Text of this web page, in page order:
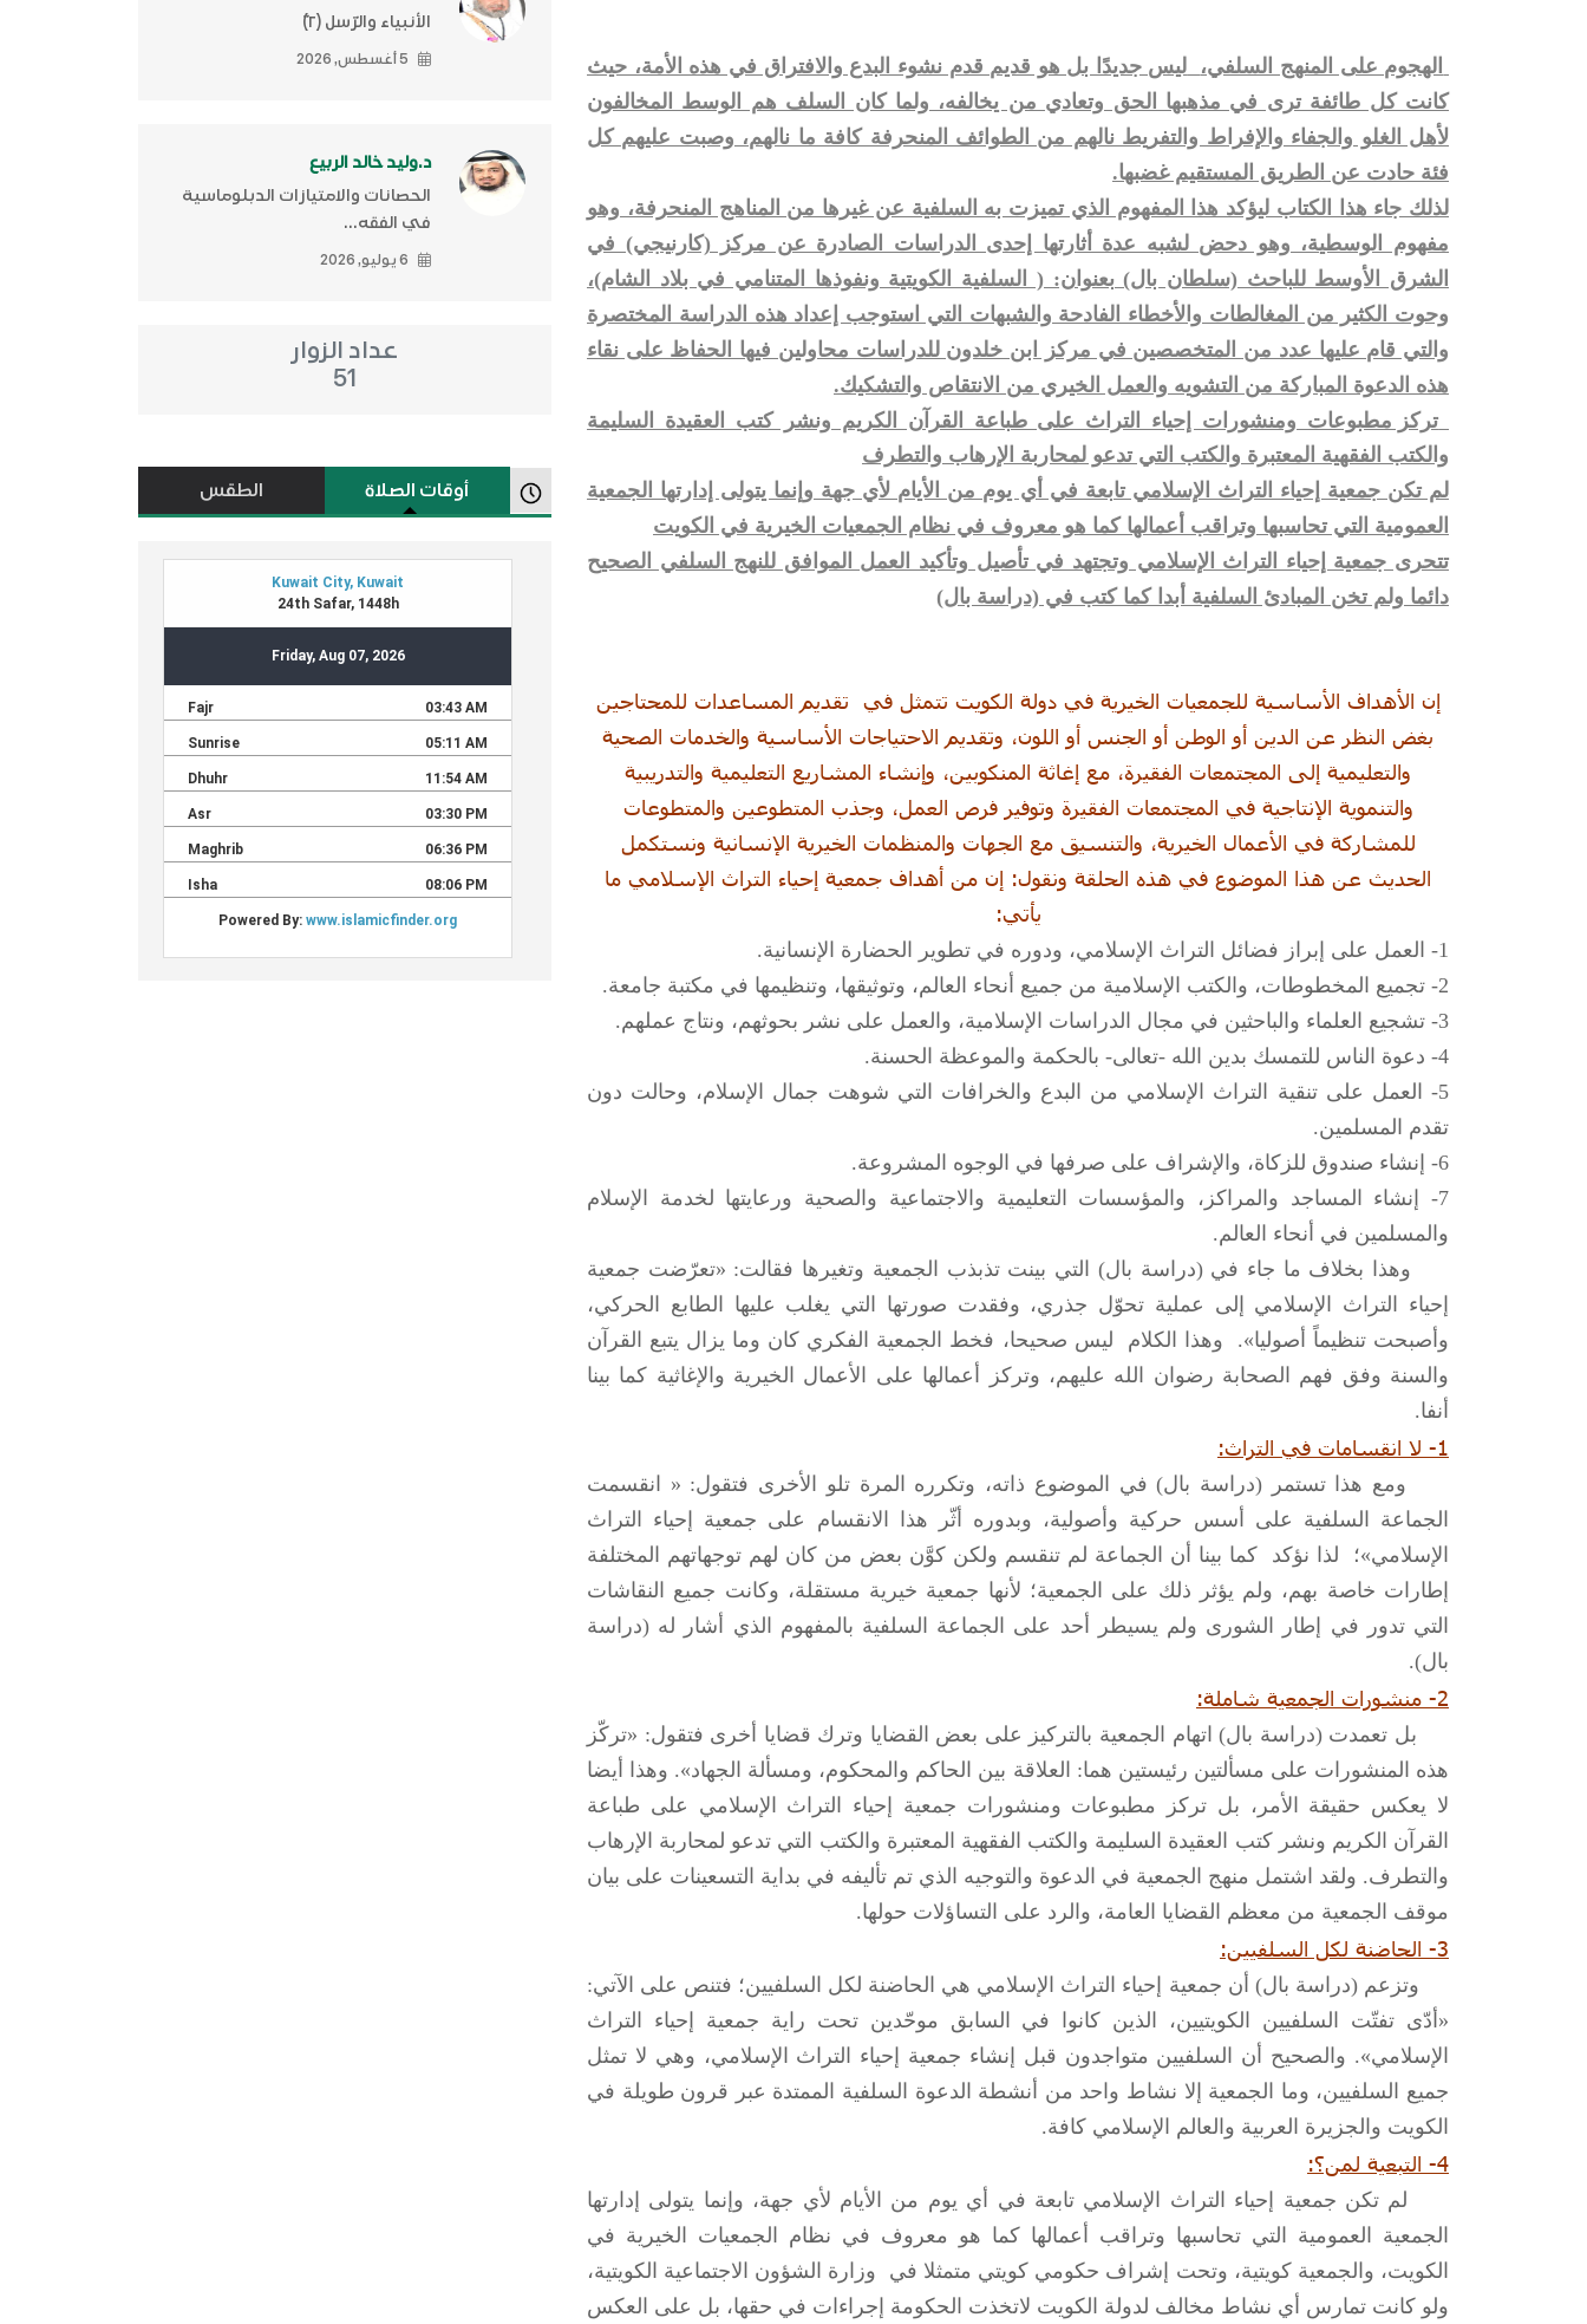
الهجوم على المنهج السلفي،
ليس جديدًا بل هو قديم قدم نشوء البدع والافتراق في هذه الأمة، حيث
كانت كل طائفة ترى في مذهبها الحق وتعادي من يخالفه، ولما كان السلف هم الوسط المخالفون
لأهل الغلو والجفاء والإفراط والتفريط نالهم من الطوائف المنحرفة كافة ما نالهم، وصبت عليهم كل
فئة حادت عن الطريق المستقيم غضبها.
لذلك جاء هذا الكتاب ليؤكد هذا المفهوم الذي تميزت به السلفية عن غيرها من المناهج المنحرفة، وهو
مفهوم الوسطية، وهو دحض لشبه عدة أثارتها إحدى الدراسات الصادرة عن مركز (كارنيجي) في
الشرق الأوسط للباحث (سلطان بال) بعنوان: ( السلفية الكويتية ونفوذها المتنامي في بلاد الشام)،
وحوت الكثير من المغالطات والأخطاء الفادحة والشبهات التي استوجب إعداد هذه الدراسة المختصرة
والتي قام عليها عدد من المتخصصين في مركز ابن خلدون للدراسات محاولين فيها الحفاظ على نقاء
هذه الدعوة المباركة من التشويه والعمل الخيري من الانتقاص والتشكيك.
تركز مطبوعات ومنشورات إحياء التراث على طباعة القرآن الكريم ونشر كتب العقيدة السليمة
والكتب الفقهية المعتبرة والكتب التي تدعو لمحاربة الإرهاب والتطرف
لم تكن جمعية إحياء التراث الإسلامي تابعة في أي يوم من الأيام لأي جهة وإنما يتولى إدارتها الجمعية
العمومية التي تحاسبها وتراقب أعمالها كما هو معروف في نظام الجمعيات الخيرية في الكويت
تتحرى جمعية إحياء التراث الإسلامي وتجتهد في تأصيل وتأكيد العمل الموافق للنهج السلفي الصحيح
دائما ولم تخن المبادئ السلفية أبدا كما كتب في (دراسة بال)
إن الأهداف الأساسية للجمعيات الخيرية في دولة الكويت تتمثل في تقديم المساعدات للمحتاجين
بغض النظر عن الدين أو الوطن أو الجنس أو اللون، وتقديم الاحتياجات الأساسية والخدمات الصحية
والتعليمية إلى المجتمعات الفقيرة، مع إغاثة المنكوبين، وإنشاء المشاريع التعليمية والتدريبية
والتنموية الإنتاجية في المجتمعات الفقيرة وتوفير فرص العمل، وجذب المتطوعين والمتطوعات
للمشاركة في الأعمال الخيرية، والتنسيق مع الجهات والمنظمات الخيرية الإنسانية ونستكمل
الحديث عن هذا الموضوع في هذه الحلقة ونقول: إن من أهداف جمعية إحياء التراث الإسلامي ما
يأتي:
1- العمل على إبراز فضائل التراث الإسلامي، ودوره في تطوير الحضارة الإنسانية.
2- تجميع المخطوطات، والكتب الإسلامية من جميع أنحاء العالم، وتوثيقها، وتنظيمها في مكتبة جامعة.
3- تشجيع العلماء والباحثين في مجال الدراسات الإسلامية، والعمل على نشر بحوثهم، ونتاج عملهم.
4- دعوة الناس للتمسك بدين الله -تعالى- بالحكمة والموعظة الحسنة.
5- العمل على تنقية التراث الإسلامي من البدع والخرافات التي شوهت جمال الإسلام، وحالت دون
تقدم المسلمين.
6- إنشاء صندوق للزكاة، والإشراف على صرفها في الوجوه المشروعة.
7- إنشاء المساجد والمراكز، والمؤسسات التعليمية والاجتماعية والصحية ورعايتها لخدمة الإسلام
والمسلمين في أنحاء العالم.
وهذا بخلاف ما جاء في (دراسة بال) التي بينت تذبذب الجمعية وتغيرها فقالت: «تعرّضت جمعية
إحياء التراث الإسلامي إلى عملية تحوّل جذري، وفقدت صورتها التي يغلب عليها الطابع الحركي،
وأصبحت تنظيماً أصوليا». وهذا الكلام ليس صحيحا، فخط الجمعية الفكري كان وما يزال يتبع القرآن
والسنة وفق فهم الصحابة رضوان الله عليهم، وتركز أعمالها على الأعمال الخيرية والإغاثية كما بينا
أنفا.
1- لا انقسامات في التراث:
ومع هذا تستمر (دراسة بال) في الموضوع ذاته، وتكرره المرة تلو الأخرى فتقول: « انقسمت
الجماعة السلفية على أسس حركية وأصولية، وبدوره أثّر هذا الانقسام على جمعية إحياء التراث
الإسلامي»؛ لذا نؤكد كما بينا أن الجماعة لم تنقسم ولكن كوَّن بعض من كان لهم توجهاتهم المختلفة
إطارات خاصة بهم، ولم يؤثر ذلك على الجمعية؛ لأنها جمعية خيرية مستقلة، وكانت جميع النقاشات
التي تدور في إطار الشورى ولم يسيطر أحد على الجماعة السلفية بالمفهوم الذي أشار له (دراسة
بال).
2- منشورات الجمعية شاملة:
بل تعمدت (دراسة بال) اتهام الجمعية بالتركيز على بعض القضايا وترك قضايا أخرى فتقول: «تركّز
هذه المنشورات على مسألتين رئيستين هما: العلاقة بين الحاكم والمحكوم، ومسألة الجهاد». وهذا أيضا
لا يعكس حقيقة الأمر، بل تركز مطبوعات ومنشورات جمعية إحياء التراث الإسلامي على طباعة
القرآن الكريم ونشر كتب العقيدة السليمة والكتب الفقهية المعتبرة والكتب التي تدعو لمحاربة الإرهاب
والتطرف. ولقد اشتمل منهج الجمعية في الدعوة والتوجيه الذي تم تأليفه في بداية التسعينات على بيان
موقف الجمعية من معظم القضايا العامة، والرد على التساؤلات حولها.
3- الحاضنة لكل السلفيين:
وتزعم (دراسة بال) أن جمعية إحياء التراث الإسلامي هي الحاضنة لكل السلفيين؛ فتنص على الآتي:
«أدّى تفتّت السلفيين الكويتيين، الذين كانوا في السابق موحّدين تحت راية جمعية إحياء التراث
الإسلامي». والصحيح أن السلفيين متواجدون قبل إنشاء جمعية إحياء التراث الإسلامي، وهي لا تمثل
جميع السلفيين، وما الجمعية إلا نشاط واحد من أنشطة الدعوة السلفية الممتدة عبر قرون طويلة في
الكويت والجزيرة العربية والعالم الإسلامي كافة.
4- التبعية لمن؟:
لم تكن جمعية إحياء التراث الإسلامي تابعة في أي يوم من الأيام لأي جهة، وإنما يتولى إدارتها
الجمعية العمومية التي تحاسبها وتراقب أعمالها كما هو معروف في نظام الجمعيات الخيرية في
الكويت، والجمعية كويتية، وتحت إشراف حكومي كويتي متمثلا في وزارة الشؤون الاجتماعية الكويتية،
ولو كانت تمارس أي نشاط مخالف لدولة الكويت لاتخذت الحكومة إجراءات في حقها، بل على العكس
الأنبياء والرّسل (٢)ّ
5 أغسطس, 2026
د.وليد خالد الربيع
الحصانات والامتيازات الدبلوماسية
في الفقه...
6 يوليو, 2026
عداد الزوار
51
أوقات الصلاة الطقس